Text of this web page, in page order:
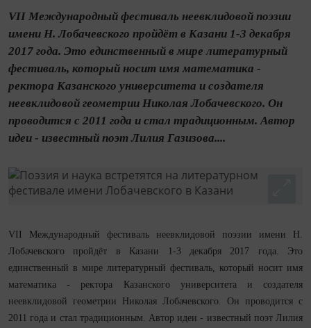
VII Международный фестиваль неевклидовой поэзии
имени Н. Лобачевского пройдёт в Казани 1-3 декабря
2017 года. Это единственный в мире литературный
фестиваль, который носит имя математика -
ректора Казанского университета и создателя
неевклидовой геометрии Николая Лобачевского. Он
проводится с 2011 года и стал традиционным. Автор
идеи - известный поэт Лилия Газизова....
VII Международный фестиваль неевклидовой поэзии имени Н.
Лобачевского пройдёт в Казани 1-3 декабря 2017 года. Это
единственный в мире литературный фестиваль, который носит имя
математика - ректора Казанского университета и создателя
неевклидовой геометрии Николая Лобачевского. Он проводится с
2011 года и стал традиционным. Автор идеи - известный поэт Лилия